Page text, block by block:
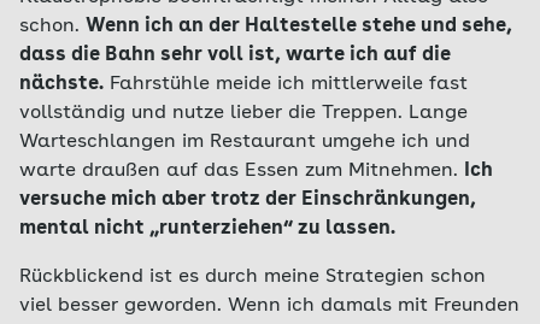
schon. Wenn ich an der Haltestelle stehe und sehe,
dass die Bahn sehr voll ist, warte ich auf die
nächste. Fahrstühle meide ich mittlerweile fast
vollständig und nutze lieber die Treppen. Lange
Warte­schlangen im Restaurant umgehe ich und
warte draußen auf das Essen zum Mitnehmen.
Ich
versuche mich aber trotz der Einschränkungen,
mental nicht „runterziehen“ zu lassen.
Rückblickend ist es durch meine Strategien schon
viel besser geworden. Wenn ich damals mit Freunden